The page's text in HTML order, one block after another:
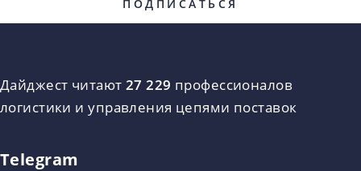
Дайджест читают 27 229 профессионалов
логистики и управления цепями поставок
Telegram